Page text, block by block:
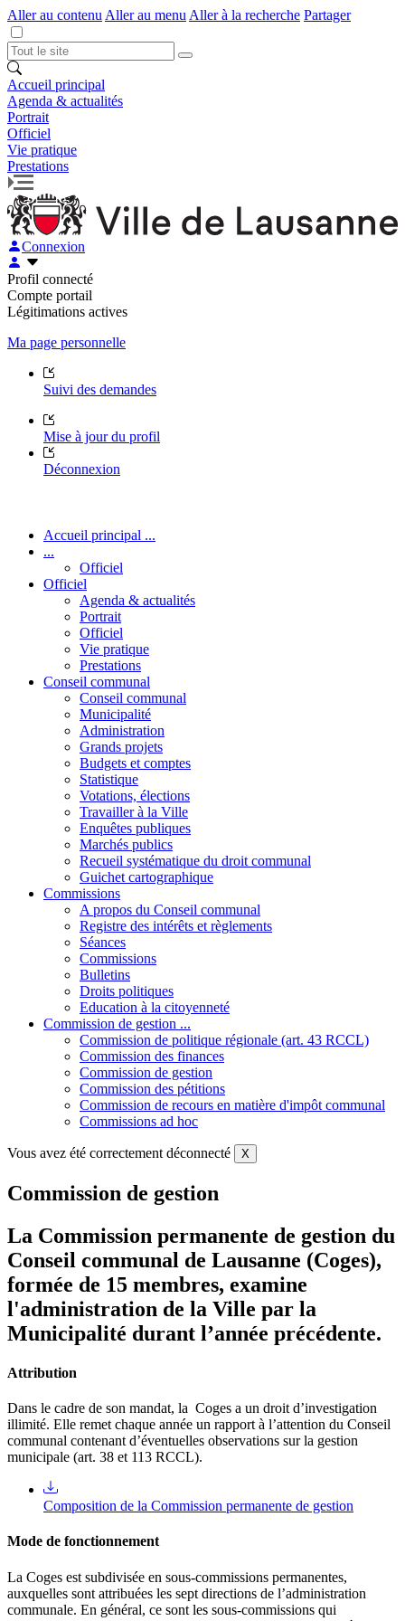
Aller au contenu Aller au menu Aller à la recherche Partager
Accueil principal
Agenda & actualités
Portrait
Officiel
Vie pratique
Prestations
Connexion
Profil connecté
Compte portail
Légitimations actives
Ma page personnelle
Suivi des demandes
Mise à jour du profil
Déconnexion
Accueil principal ...
...
Officiel
Officiel
Agenda & actualités
Portrait
Officiel
Vie pratique
Prestations
Conseil communal
Conseil communal
Municipalité
Administration
Grands projets
Budgets et comptes
Statistique
Votations, élections
Travailler à la Ville
Enquêtes publiques
Marchés publics
Recueil systématique du droit communal
Guichet cartographique
Commissions
A propos du Conseil communal
Registre des intérêts et règlements
Séances
Commissions
Bulletins
Droits politiques
Education à la citoyenneté
Commission de gestion ...
Commission de politique régionale (art. 43 RCCL)
Commission des finances
Commission de gestion
Commission des pétitions
Commission de recours en matière d'impôt communal
Commissions ad hoc
Vous avez été correctement déconnecté X
Commission de gestion
La Commission permanente de gestion du
Conseil communal de Lausanne (Coges),
formée de 15 membres, examine
l'administration de la Ville par la
Municipalité durant l’année précédente.
Attribution
Dans le cadre de son mandat, la Coges a un droit d’investigation
illimité. Elle remet chaque année un rapport à l’attention du Conseil
communal contenant d’éventuelles observations sur la gestion
municipale (art. 38 et 113 RCCL).
Composition de la Commission permanente de gestion
Mode de fonctionnement
La Coges est subdivisée en sous-commissions permanentes,
auxquelles sont attribuées les sept directions de l’administration
communale. En général, ce sont les sous-commissions qui